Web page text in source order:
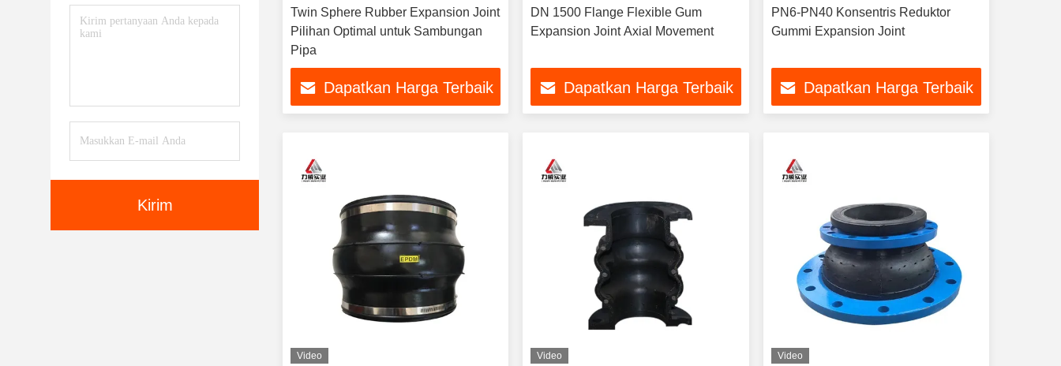
Kirim
Twin Sphere Rubber Expansion Joint
Pilihan Optimal untuk Sambungan
Pipa
Dapatkan Harga Terbaik
DN 1500 Flange Flexible Gum
Expansion Joint Axial Movement
Dapatkan Harga Terbaik
PN6-PN40 Konsentris Reduktor
Gummi Expansion Joint
Dapatkan Harga Terbaik
Video Video Video